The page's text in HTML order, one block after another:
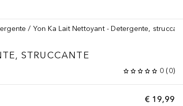
Yon Ka Lait Nettoyant - Detergente,
STRUCCANTE
0 (0)
€ 19,99